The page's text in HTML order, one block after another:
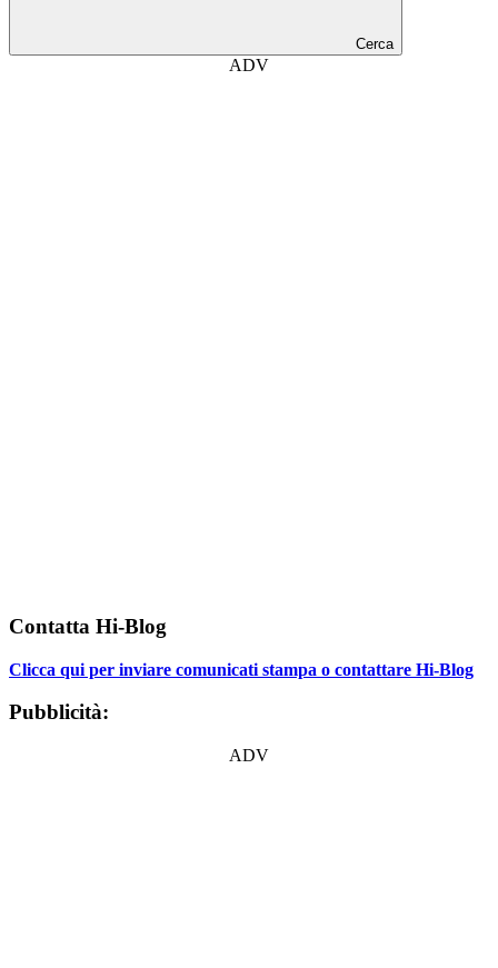
Cerca
ADV
Contatta Hi-Blog
Clicca qui per inviare comunicati stampa o contattare Hi-Blog
Pubblicità:
ADV